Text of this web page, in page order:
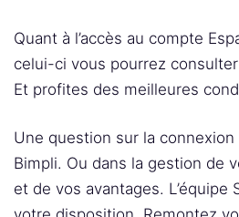
Quant à l’accès au compte
celui-ci vous pourrez
Et profites des meilleures
Une question sur la
Bimpli. Ou dans la gestion de
et de vos avantages. L’équipe